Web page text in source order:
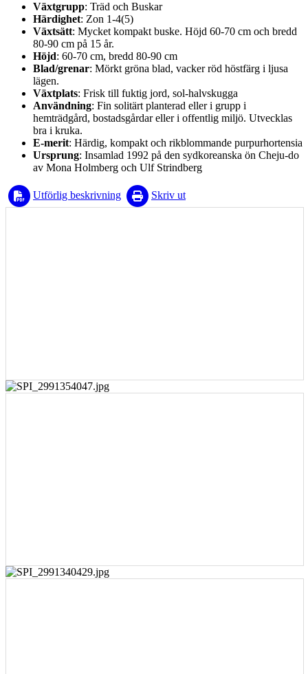
Växtgrupp: Träd och Buskar
Härdighet: Zon 1-4(5)
Växtsätt: Mycket kompakt buske. Höjd 60-70 cm och bredd
80-90 cm på 15 år.
Höjd: 60-70 cm, bredd 80-90 cm
Blad/grenar: Mörkt gröna blad, vacker röd höstfärg i ljusa
lägen.
Växtplats: Frisk till fuktig jord, sol-halvskugga
Användning: Fin solitärt planterad eller i grupp i
hemträdgård, bostadsgårdar eller i offentlig miljö. Utvecklas
bra i kruka.
E-merit: Härdig, kompakt och rikblommande purpurhortensia
Ursprung: Insamlad 1992 på den sydkoreanska ön Cheju-do
av Mona Holmberg och Ulf Strindberg
Utförlig beskrivning Skriv ut